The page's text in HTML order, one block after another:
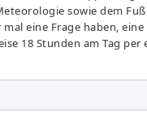
sowie dem
eine Frage haben,
18 Stunden am Tag per